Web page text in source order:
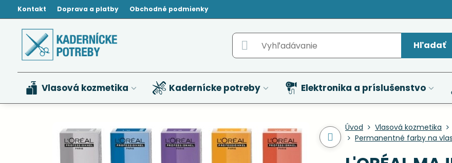
Kontakt Doprava a platby Obchodné podmienky
Hľadať
Vlasová kozmetika Kadernícke potreby Elektronika a príslušenstvo
Úvod Vlasová kozmetika
Permanentné farby na